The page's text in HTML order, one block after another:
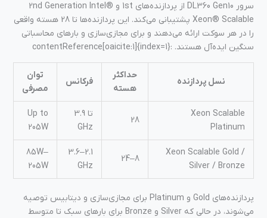
سرور DL360 Gen10 از پردازنده‌های 1st و 2nd Generation Intel®
Xeon® Scalable پشتیبانی می‌کند. این پردازنده‌ها تا 28 هسته واقعی
را در هر سوکت ارائه می‌دهند و برای مجازی‌سازی و بارهای محاسباتی
سنگین ایده‌آل هستند. :contentReference[oaicite:1]{index=1}
نسل پردازنده
حداکثر
هسته
فرکانس
توان
مصرفی
Xeon Scalable
Platinum
28
تا 3.9
GHz
Up to
205W
Xeon Scalable Gold /
Silver / Bronze
8–24
2.1–3.6
GHz
85W–
205W
پردازنده‌های Gold و Platinum برای مجازی‌سازی و دیتابیس توصیه
می‌شوند، در حالی که Silver و Bronze برای بارهای سبک تا متوسط